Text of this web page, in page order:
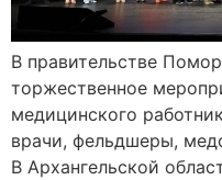
В правительстве
торжественное
медицинского
врачи, фельдшеры,
В Архангельской